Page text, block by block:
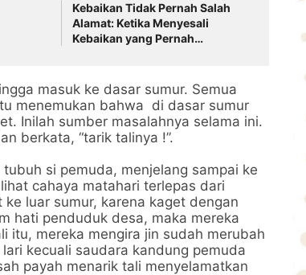
Kebaikan Tidak Pernah Salah
Alamat: Ketika Menyesali
Kebaikan yang Pernah
masuk ke dasar sumur. Semua
menemukan bahwa di dasar sumur
Inilah sumber masalahnya selama ini.
berkata, “tarik talinya !”.
si pemuda, menjelang sampai ke
cahaya matahari terlepas dari
luar sumur, karena kaget dengan
hati penduduk desa, maka mereka
itu, mereka mengira jin sudah merubah
kecuali saudara kandung pemuda
payah menarik tali menyelamatkan